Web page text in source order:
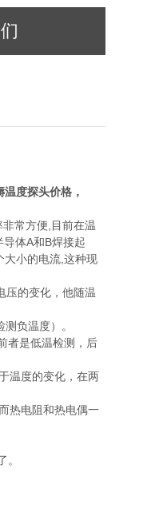
度探头价格，
常方便,目前在温
体A和B焊接起
大小的电流,这种现
压的变化，他随温
负温度）。
者是低温检测，后
温度的变化，在两
热电阻和热电偶一